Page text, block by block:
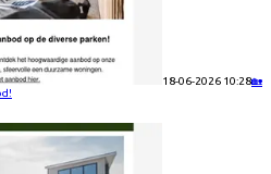
18-06-2026 10:28🏡